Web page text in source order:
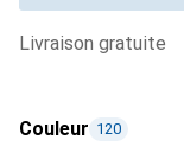
livraison gratuite
Couleur 120